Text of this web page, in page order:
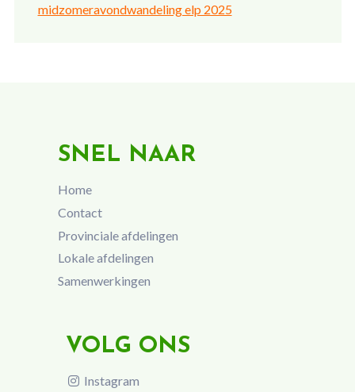
midzomeravondwandeling elp 2025
SNEL NAAR
Home
Contact
Provinciale afdelingen
Lokale afdelingen
Samenwerkingen
VOLG ONS
Instagram